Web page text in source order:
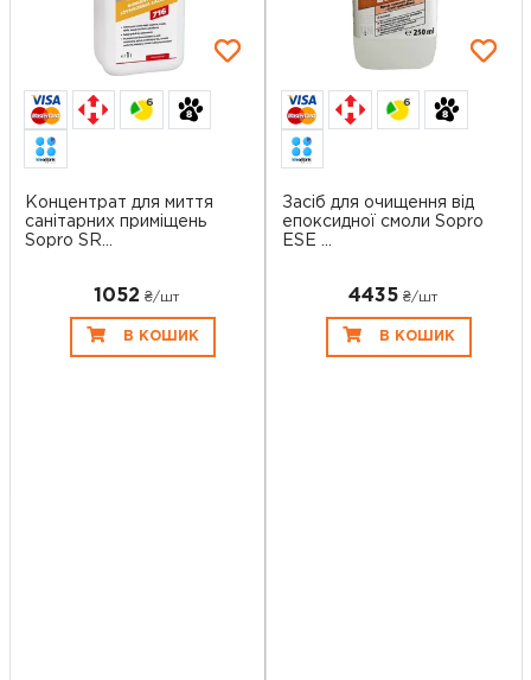
6
Концентрат для миття
санітарних приміщень
Sopro SR...
1052 ₴/шт
В КОШИК
6
Засіб для очищення від
епоксидної смоли Sopro
ESE ...
4435 ₴/шт
В КОШИК